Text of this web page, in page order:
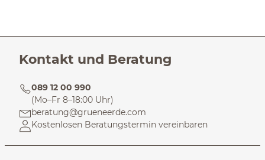
Kontakt und Beratung
089 12 00 990
(Mo–Fr 8–18:00 Uhr)
beratung@grueneerde.com
Kostenlosen Beratungstermin vereinbaren